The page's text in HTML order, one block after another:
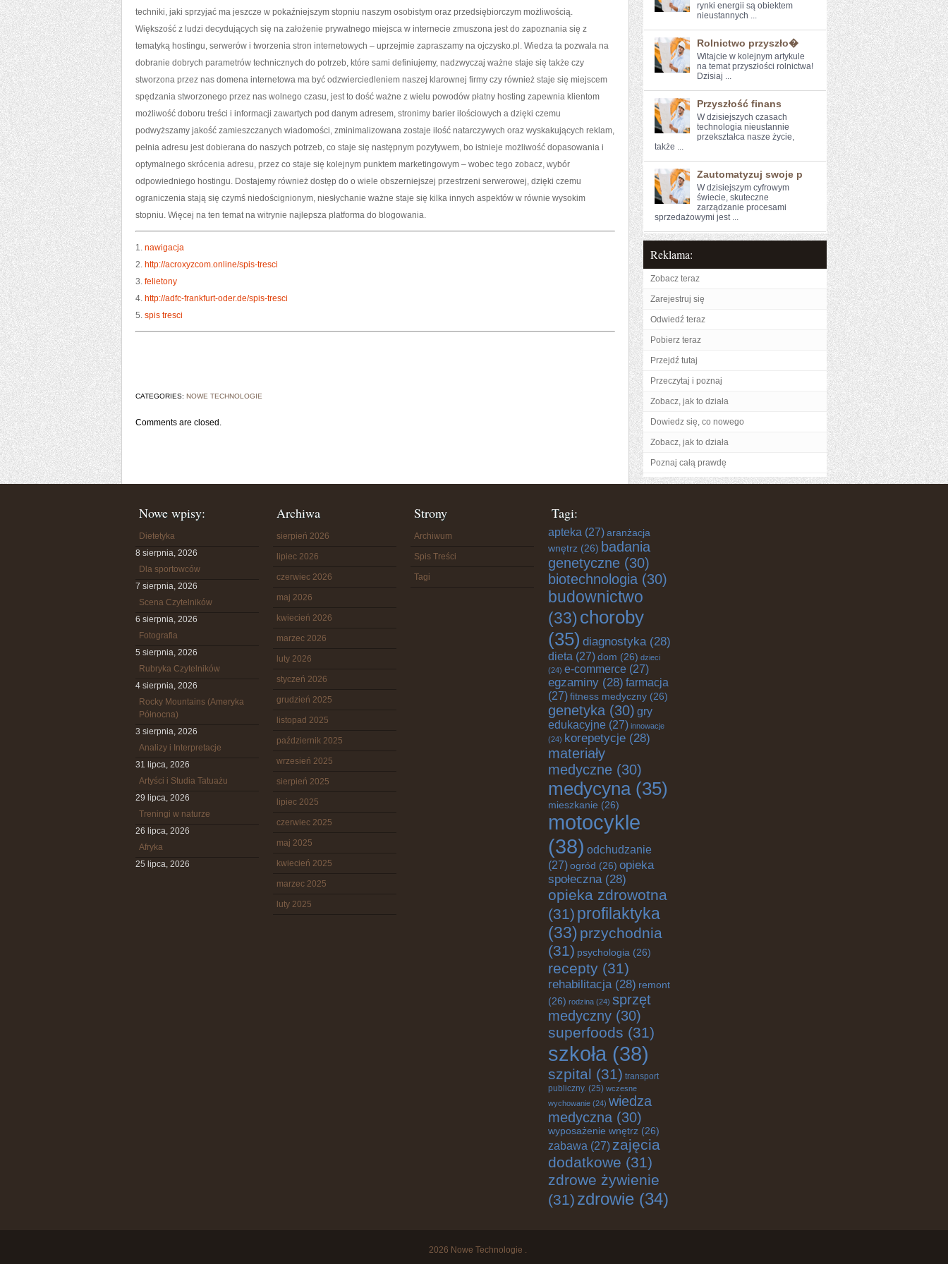
techniki, jaki sprzyjać ma jeszcze w pokaźniejszym stopniu naszym osobistym oraz przedsiębiorczym możliwością.
Większość z ludzi decydujących się na założenie prywatnego miejsca w internecie zmuszona jest do zapoznania się z
tematyką hostingu, serwerów i tworzenia stron internetowych – uprzejmie zapraszamy na ojczysko.pl. Wiedza ta pozwala na
dobranie dobrych parametrów technicznych do potrzeb, które sami definiujemy, nadzwyczaj ważne staje się także czy
stworzona przez nas domena internetowa ma być odzwierciedleniem naszej klarownej firmy czy również staje się miejscem
spędzania stworzonego przez nas wolnego czasu, jest to dość ważne z wielu powodów płatny hosting zapewnia klientom
możliwość doboru treści i informacji zawartych pod danym adresem, stronimy barier ilościowych a dzięki czemu
podwyższamy jakość zamieszczanych wiadomości, zminimalizowana zostaje ilość natarczywych oraz wyskakujących reklam,
pełnia adresu jest dobierana do naszych potrzeb, co staje się następnym pozytywem, bo istnieje możliwość dopasowania i
optymalnego skrócenia adresu, przez co staje się kolejnym punktem marketingowym – wobec tego zobacz, wybór
odpowiedniego hostingu. Dostajemy również dostęp do o wiele obszerniejszej przestrzeni serwerowej, dzięki czemu
ograniczenia stają się czymś niedoścignionym, niesłychanie ważne staje się kilka innych aspektów w równie wysokim
stopniu. Więcej na ten temat na witrynie najlepsza platforma do blogowania.
1. nawigacja
2. http://acroxyzcom.online/spis-tresci
3. felietony
4. http://adfc-frankfurt-oder.de/spis-tresci
5. spis tresci
CATEGORIES: NOWE TECHNOLOGIE
Comments are closed.
rynki energii są obiektem
nieustannych⁣ ...
Rolnictwo przyszło�
Witajcie ⁣w ​kolejnym artykule
na temat przyszłości ⁢rolnictwa!
Dzisiaj ...
Przyszłość finans
W‍ dzisiejszych czasach
technologia nieustannie
przekształca nasze życie,
‌także ...
Zautomatyzuj swoje p
W dzisiejszym cyfrowym
świecie, skuteczne
zarządzanie procesami
sprzedażowymi jest ...
Reklama:
Zobacz teraz
Zarejestruj się
Odwiedź teraz
Pobierz teraz
Przejdź tutaj
Przeczytaj i poznaj
Zobacz, jak to działa
Dowiedz się, co nowego
Zobacz, jak to działa
Poznaj całą prawdę
Nowe wpisy:
Dietetyka
8 sierpnia, 2026
Dla sportowców
7 sierpnia, 2026
Scena Czytelników
6 sierpnia, 2026
Fotografia
5 sierpnia, 2026
Rubryka Czytelników
4 sierpnia, 2026
Rocky Mountains (Ameryka
Północna)
3 sierpnia, 2026
Analizy i Interpretacje
31 lipca, 2026
Artyści i Studia Tatuażu
29 lipca, 2026
Treningi w naturze
26 lipca, 2026
Afryka
25 lipca, 2026
Archiwa
sierpień 2026
lipiec 2026
czerwiec 2026
maj 2026
kwiecień 2026
marzec 2026
luty 2026
styczeń 2026
grudzień 2025
listopad 2025
październik 2025
wrzesień 2025
sierpień 2025
lipiec 2025
czerwiec 2025
maj 2025
kwiecień 2025
marzec 2025
luty 2025
Strony
Archiwum
Spis Treści
Tagi
Tagi:
apteka (27) aranżacja
wnętrz (26) badania
genetyczne (30)
biotechnologia (30)
budownictwo
(33)choroby
(35) diagnostyka(28)
dieta (27) dom (26) dzieci
(24) e-commerce (27)
egzaminy (28) farmacja
(27) fitness medyczny (26)
genetyka (30) gry
edukacyjne (27) innowacje
(24) korepetycje (28)
materiały
medyczne (30)
medycyna(35)
mieszkanie (26)
motocykle
(38) odchudzanie
(27) ogród (26) opieka
społeczna(28)
opieka zdrowotna
(31) profilaktyka
(33) przychodnia
(31) psychologia (26)
recepty (31)
rehabilitacja(28) remont
(26) rodzina (24) sprzęt
medyczny (30)
superfoods (31)
szkoła (38)
szpital (31) transport
publiczny. (25) wczesne
wychowanie (24) wiedza
medyczna (30)
wyposażenie wnętrz (26)
zabawa (27)zajęcia
dodatkowe (31)
zdrowe żywienie
(31) zdrowie (34)
2026 Nowe Technologie .